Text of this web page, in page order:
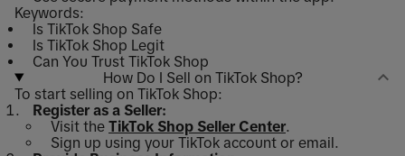
Keywords:
Is TikTok Shop Safe
Is TikTok Shop Legit
Can You Trust TikTok Shop
How Do I Sell on TikTok Shop?
To start selling on TikTok Shop:
Register as a Seller:
Visit the TikTok Shop Seller Center.
Sign up using your TikTok account or email.